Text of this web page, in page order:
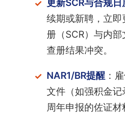
更新SCR与合规日
续期或新聘，立
册（SCR）与内
查册结果冲突。
NAR1/BR提醒：
文件（如强积金
周年申报的佐证